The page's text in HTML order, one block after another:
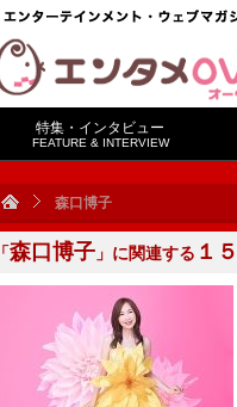
特集・インタビュー
FEATURE & INTERVIEW
森口博子
「森口博子 」に関連する １５